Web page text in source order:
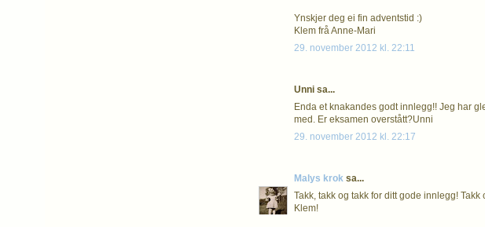
Ynskjer deg ei fin adventstid :)
Klem frå Anne-Mari
29. november 2012 kl. 22:11
Unni sa...
Enda et knakandes godt innlegg!! Jeg har
med. Er eksamen overstått?Unni
29. november 2012 kl. 22:17
Malys krok sa...
Takk, takk og takk for ditt gode innlegg!
Klem!